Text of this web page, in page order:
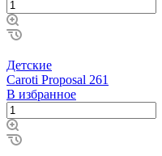
Детские
Caroti Proposal 261
В избранное